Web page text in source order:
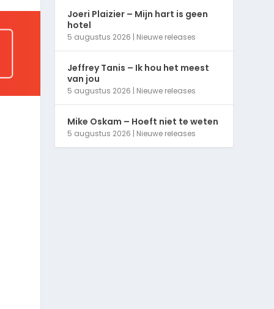
Joeri Plaizier – Mijn hart is geen
hotel
5 augustus 2026 | Nieuwe releases
Jeffrey Tanis – Ik hou het meest
van jou
5 augustus 2026 | Nieuwe releases
Mike Oskam – Hoeft niet te weten
5 augustus 2026 | Nieuwe releases